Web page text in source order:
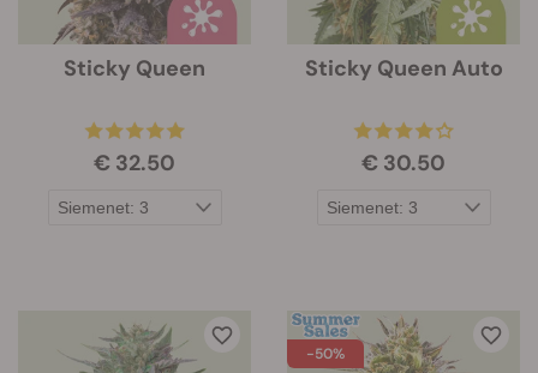
Sticky Queen
€ 32.50
Sticky Queen Auto
€ 30.50
-50%